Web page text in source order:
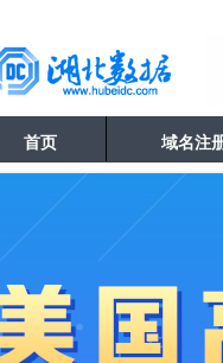
首页 域名注